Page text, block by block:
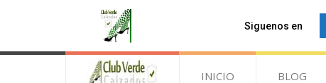
INICIO BLOG
Siguenos en